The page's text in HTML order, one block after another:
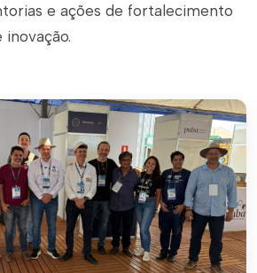
e ações de fortalecimento